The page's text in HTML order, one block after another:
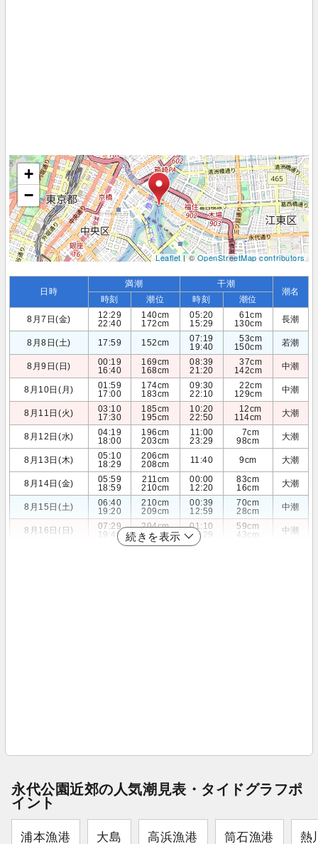
+
−
Leaflet| ©OpenStreetMap contributors
日時
満潮 干潮
潮名
時刻 潮位 時刻
潮位
8月7日(金)
12:29
22:40
140cm
172cm
05:20
15:29
61cm
130cm
長潮
8月8日(土) 17:59 152cm
07:19
19:40
53cm
150cm
若潮
8月9日(日)
00:19
16:40
169cm
168cm
08:39
21:20
37cm
142cm
中潮
8月10日(月)
01:59
17:00
174cm
183cm
09:30
22:10
22cm
129cm
中潮
8月11日(火)
03:10
17:30
185cm
195cm
10:20
22:50
12cm
114cm
大潮
8月12日(水)
04:19
18:00
196cm
203cm
11:00
23:29
7cm
98cm
大潮
8月13日(木)
05:10
18:29
206cm
208cm
11:40 9cm 大潮
8月14日(金)
05:59
18:59
211cm
210cm
00:00
12:20
83cm
16cm
大潮
8月15日(土)
06:40
19:20
210cm
209cm
00:39
12:59
70cm
28cm
中潮
8月16日(日)
07:29
19:40
204cm
206cm
01:10
13:29
59cm
43cm
中潮
続きを表示
永代公園近郊の人気潮見表・タイドグラフポ
イント
浦本漁港 大島 高浜漁港 筒石漁港 熱